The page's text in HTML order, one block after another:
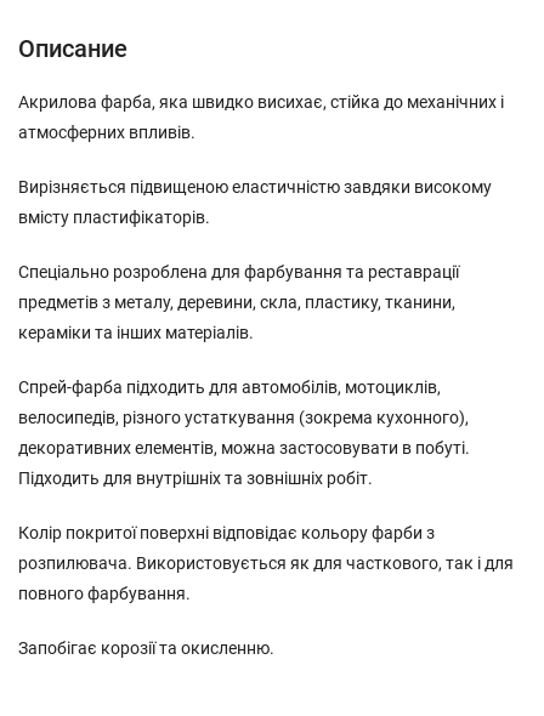
Описание
Акрилова фарба, яка швидко висихає, стійка до механічних і
атмосферних впливів.
Вирізняється підвищеною еластичністю завдяки високому
вмісту пластифікаторів.
Спеціально розроблена для фарбування та реставрації
предметів з металу, деревини, скла, пластику, тканини,
кераміки та інших матеріалів.
Спрей-фарба підходить для автомобілів, мотоциклів,
велосипедів, різного устаткування (зокрема кухонного),
декоративних елементів, можна застосовувати в побуті.
Підходить для внутрішніх та зовнішніх робіт.
Колір покритої поверхні відповідає кольору фарби з
розпилювача. Використовується як для часткового, так і для
повного фарбування.
Запобігає корозії та окисленню.